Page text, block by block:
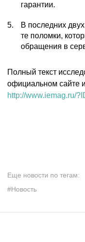
гарантии.
В последних
те поломки,
обращения в
Полный текст
официальном сайте
http://www.iemag.ru/
Еще новости по тегам:
#Новость